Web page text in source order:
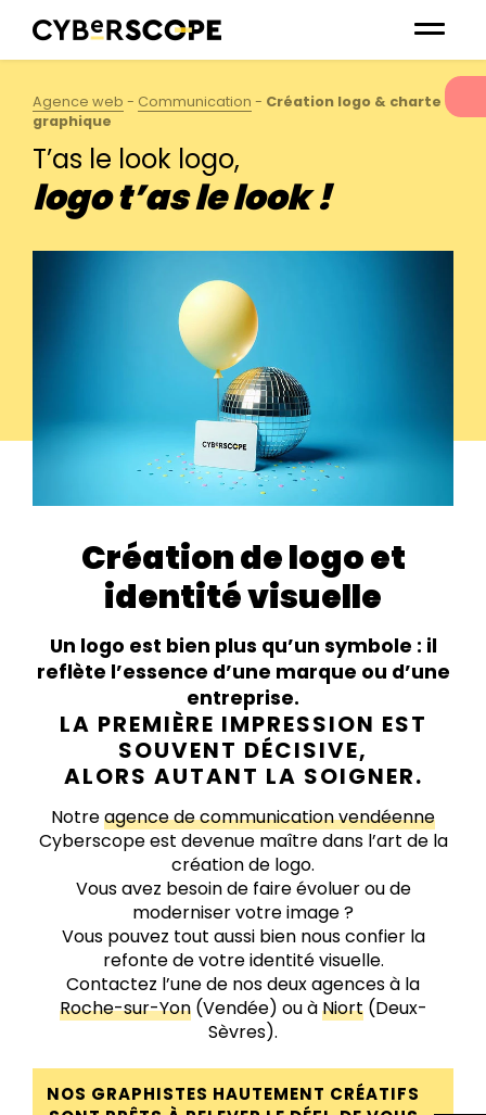
Agence web - Communication - Création logo & charte
graphique
T’as le look logo,
logo t’as le look !
Création de logo et
identité visuelle
Un logo est bien plus qu’un symbole : il
reflète l’essence d’une marque ou d’une
entreprise.
LA PREMIÈRE IMPRESSION EST
SOUVENT DÉCISIVE,
ALORS AUTANT LA SOIGNER.
Notreagence de communication vendéenne
Cyberscope est devenue maître dans l’art de la
création de logo.
Vous avez besoin de faire évoluer ou de
moderniser votre image ?
Vous pouvez tout aussi bien nous confier la
refonte de votre identité visuelle.
Contactez l’une de nos deux agences à la
Roche-sur-Yon(Vendée) ou àNiort(Deux-
Sèvres).
NOS GRAPHISTES HAUTEMENT CRÉATIFS
VOUS AVEZ UN PROJET ?
Tout commence par un
clic
Par mail Par téléphone
café